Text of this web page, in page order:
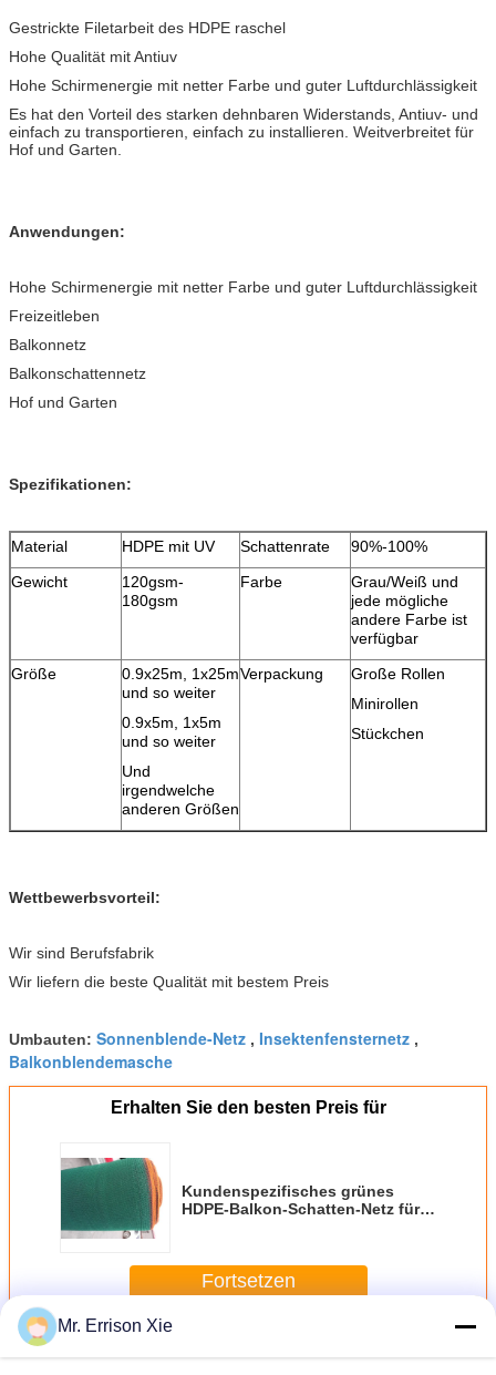
Gestrickte Filetarbeit des HDPE raschel
Hohe Qualität mit Antiuv
Hohe Schirmenergie mit netter Farbe und guter Luftdurchlässigkeit
Es hat den Vorteil des starken dehnbaren Widerstands, Antiuv- und
einfach zu transportieren, einfach zu installieren. Weitverbreitet für
Hof und Garten.
Anwendungen:
Hohe Schirmenergie mit netter Farbe und guter Luftdurchlässigkeit
Freizeitleben
Balkonnetz
Balkonschattennetz
Hof und Garten
Spezifikationen:
Material HDPE mit UV Schattenrate
90%-100%
Gewicht
120gsm-
180gsm
Farbe
Grau/Weiß und
jede mögliche
andere Farbe ist
verfügbar
Größe
0.9x25m, 1x25m
und so weiter
0.9x5m, 1x5m
und so weiter
Und
irgendwelche
anderen Größen
Verpackung
Große Rollen
Minirollen
Stückchen
Wettbewerbsvorteil:
Wir sind Berufsfabrik
Wir liefern die beste Qualität mit bestem Preis
Umbauten: Sonnenblende-Netz , Insektenfensternetz ,
Balkonblendemasche
Erhalten Sie den besten Preis für
Kundenspezifisches grünes
HDPE-Balkon-Schatten-Netz für
Fortsetzen
Mehr
Mr. Errison Xie